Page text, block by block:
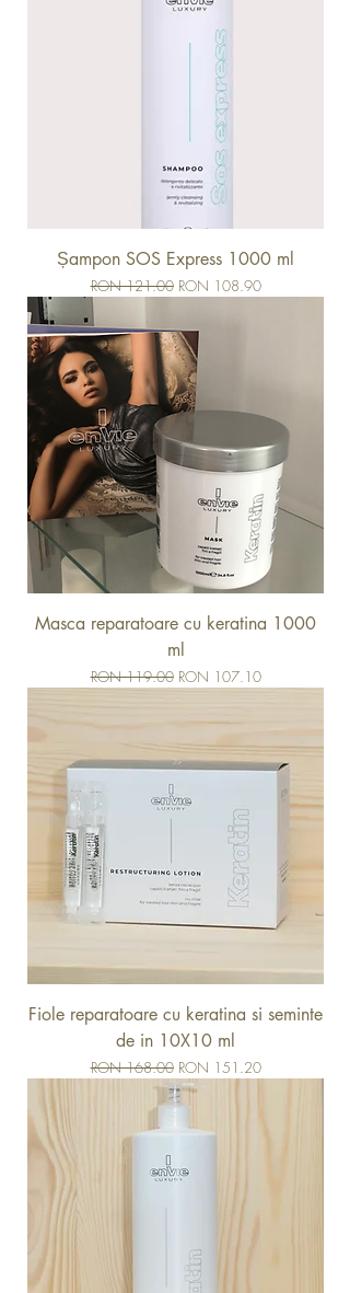
Șampon SOS Express 1000 ml
Regular Price
RON 121.00 Sale Price
RON 108.90
Masca reparatoare cu keratina 1000
ml
Regular Price
RON 119.00 Sale Price
RON 107.10
Fiole reparatoare cu keratina si seminte
de in 10X10 ml
Regular Price
RON 168.00 Sale Price
RON 151.20